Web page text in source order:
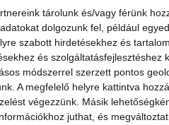
tárolunk és/vagy férünk
dolgozunk fel, például
szabott hirdetésekhez és
és szolgáltatásfejlesztéshez
módszerrel szerzett pontos
A megfelelő helyre kattintva
végezzünk. Másik
juthat, és